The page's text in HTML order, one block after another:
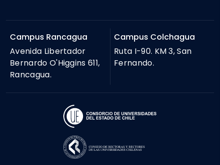
Campus Rancagua
Avenida Libertador
Bernardo O'Higgins 611,
Rancagua.
Campus Colchagua
Ruta I-90. KM 3, San
Fernando.